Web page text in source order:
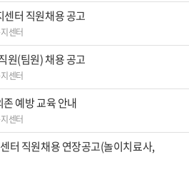
터 직원채용 공고
센터
원(팀원) 채용 공고
센터
예방 교육 안내
센터
터 직원채용 연장공고(놀이치료사,